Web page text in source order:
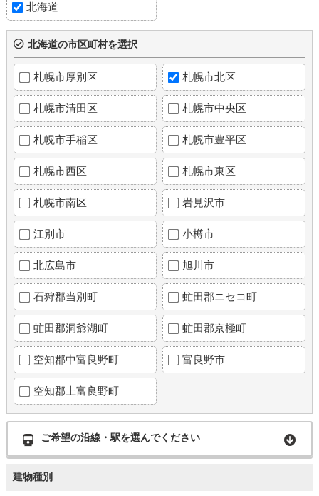
北海道
北海道の市区町村を選択
札幌市厚別区 札幌市北区
札幌市清田区 札幌市中央区
札幌市手稲区 札幌市豊平区
札幌市西区 札幌市東区
札幌市南区 岩見沢市
江別市 小樽市
北広島市 旭川市
石狩郡当別町 虻田郡ニセコ町
虻田郡洞爺湖町 虻田郡京極町
空知郡中富良野町 富良野市
空知郡上富良野町
ご希望の沿線・駅を選んでください
建物種別